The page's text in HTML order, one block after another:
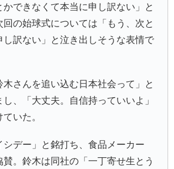
かできなくて本当に申し訳ない」と
の始球式については「もう、次と
訳ない」と泣き出しそうな表情で
さんを追い込む日本社会って」と
、「大丈夫。自信持っていいよ」
いた。
シデー」と銘打ち、食品メーカー
賛。鈴木は同社の「一丁寄せ生とう